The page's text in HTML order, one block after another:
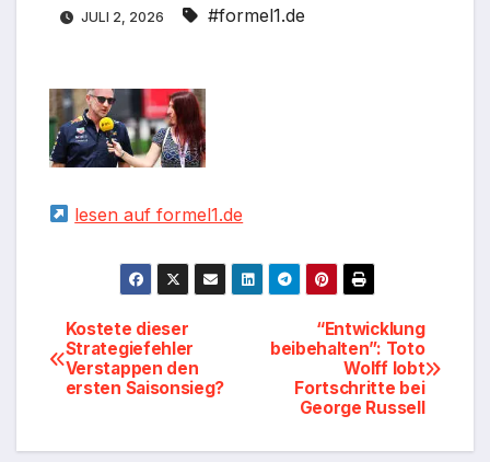
JULI 2, 2026 #formel1.de
lesen auf formel1.de
Beitragsnavigation“Entwicklung
beibehalten”: Toto
Wolff lobt
Fortschritte bei
George Russell
Kostete dieser
Strategiefehler
Verstappen den
ersten Saisonsieg?